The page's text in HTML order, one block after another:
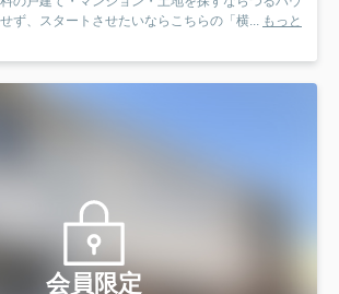
ず、スタートさせたいならこちらの「横... もっと
会員限定